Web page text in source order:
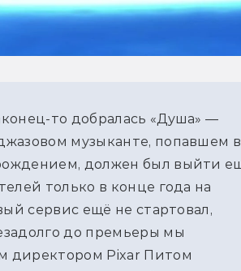
то добралась «Душа» —
музыканте, попавшем в
должен был выйти
только в конце года на
сервис ещё не стартовал,
до премьеры мы
директором Pixar Питом